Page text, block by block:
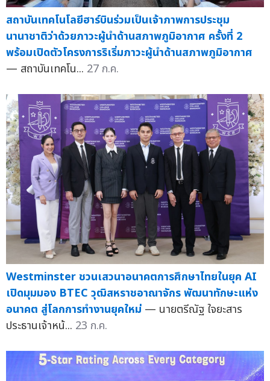
สถาบันเทคโนโลยีฮาร์บินร่วมเป็นเจ้าภาพการประชุม
นานาชาติว่าด้วยภาวะผู้นำด้านสภาพภูมิอากาศ ครั้งที่ 2
พร้อมเปิดตัวโครงการริเริ่มภาวะผู้นำด้านสภาพภูมิอากาศ
— สถาบันเทคโน... 27 ก.ค.
Westminster ชวนเสวนาอนาคตการศึกษาไทยในยุค AI
เปิดมุมมอง BTEC วุฒิสหราชอาณาจักร พัฒนาทักษะแห่ง
อนาคต สู่โลกการทำงานยุคใหม่ — นายตรีณัฐ ใจยะสาร
ประธานเจ้าหน้... 23 ก.ค.